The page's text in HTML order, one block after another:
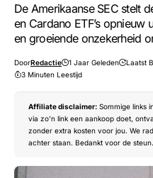
De Amerikaanse SEC stelt
en Cardano ETF’s
en groeiende onzekerheid
DoorRedactie 1 Jaar Geleden
Laatst
3 Minuten Leestijd
Affiliate disclaimer: Sommige links
via zo’n link een aankoop doet,
zonder extra kosten voor jou. We
achter staan. Bedankt voor de steun.